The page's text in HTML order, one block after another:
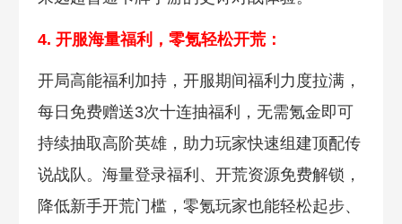
4. 开服海量福利 ，零氪轻松开荒：
开局高能福利加持，开服期间福利力度拉满，
每日免费赠送3次十连抽福利，无需氪金即可
持续抽取高阶英雄，助力玩家快速组建顶配传
说战队。海量登录福利、开荒资源免费解锁，
降低新手开荒门槛，零氪玩家也能轻松起步、